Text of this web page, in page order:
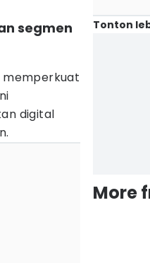
segmen
memperkuat
digital
Tonton
More